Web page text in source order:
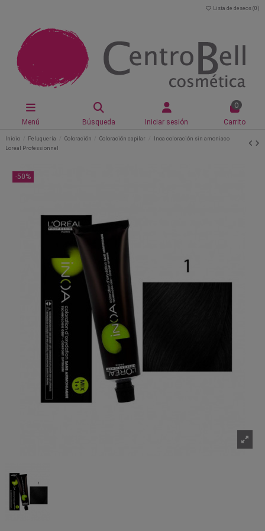
Lista de deseos (0 )
Menú Búsqueda Iniciar sesión
0
Carrito
Inicio Peluquería Coloración Coloración capilar
Inoa coloración sin amoniaco
Loreal Professionnel
-50%